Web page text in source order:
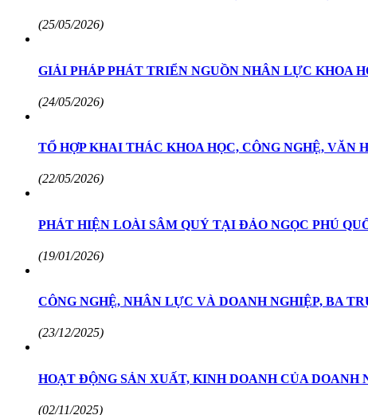
(25/05/2026)
GIẢI PHÁP PHÁT TRIỂN NGUỒN NHÂN LỰC KHOA
(24/05/2026)
TỔ HỢP KHAI THÁC KHOA HỌC, CÔNG NGHỆ,
(22/05/2026)
PHÁT HIỆN LOÀI SÂM QUÝ TẠI ĐẢO NGỌC PHÚ
(19/01/2026)
CÔNG NGHỆ, NHÂN LỰC VÀ DOANH NGHIỆP, BA
(23/12/2025)
HOẠT ĐỘNG SẢN XUẤT, KINH DOANH CỦA
(02/11/2025)